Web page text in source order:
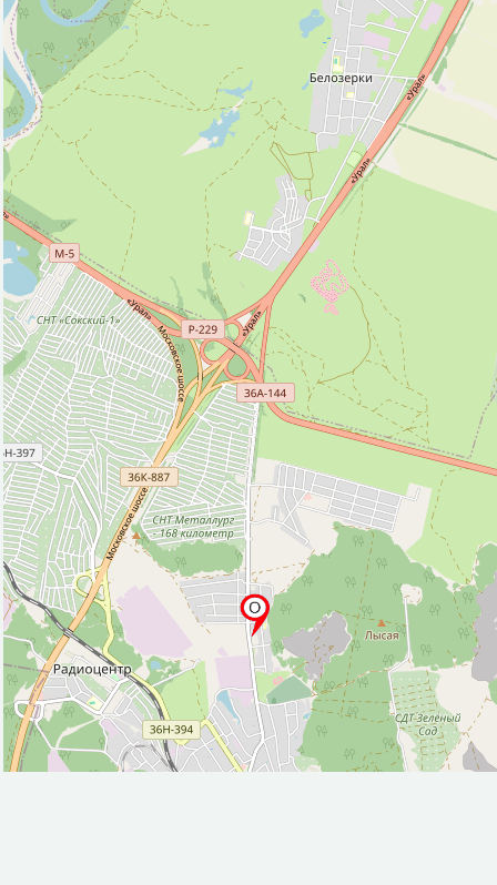
Больница (1)
Магазин (27)
Место для пикника (2)
Парк, сквер (4)
Полицейский участок (1)
Ресторан (2)
Рынок, базар (1)
Смотровая площадка (1)
Стоматолог (1)
Фастфуд (1)
Фонтан (1)
Церковь (1)
Исторические объекты
Памятник (2)
Природные объекты
Вершина горы, холма (2)